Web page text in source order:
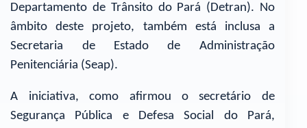
Departamento de Trânsito do Pará (Detran). No
âmbito deste projeto, também está inclusa a
Secretaria de Estado de Administração
Penitenciária (Seap).
A iniciativa, como afirmou o secretário de
Segurança Pública e Defesa Social do Pará,